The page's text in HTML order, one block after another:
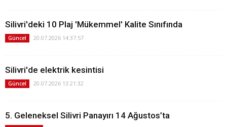
Silivri'deki 10 Plaj 'Mükemmel' Kalite Sınıfında
Güncel 20.07.2026 14:37:57
Silivri'de elektrik kesintisi
Güncel 20.07.2026 13:21:32
5. Geleneksel Silivri Panayırı 14 Ağustos’ta